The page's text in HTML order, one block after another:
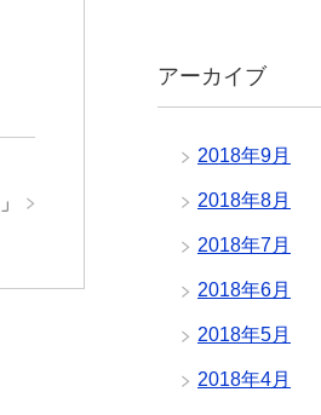
」
アーカイブ
2018年9月
2018年8月
2018年7月
2018年6月
2018年5月
2018年4月